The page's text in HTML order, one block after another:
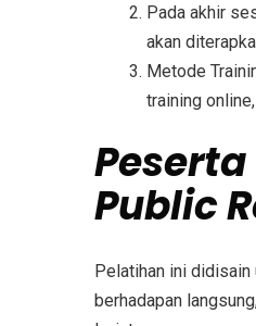
Pada akhir
akan
Metode
training
Peserta
Public
Pelatihan ini didisain
berhadapan